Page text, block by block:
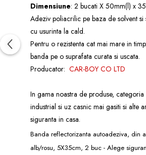
Dimensiune: 2 bucati X 50mm(l) x
Adeziv poliacrilic pe baza de solvent si
cu usurinta la cald.
Pentru o rezistenta cat mai mare in
banda pe o suprafata curata si uscata.
Producator: CAR-BOY CO LTD
In gama noastra de produse, categoria
industrial si uz casnic mai gasiti si alte
siguranta in casa.
Banda reflectorizanta autoadeziva, din
alb/rosu, 5X35cm, 2 buc - Alege